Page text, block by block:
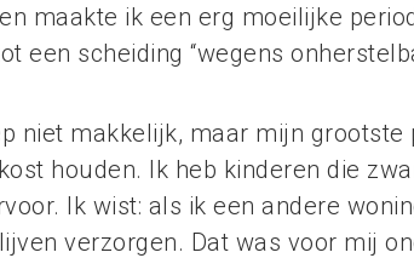
maakte ik een erg moeilijke
een scheiding “wegens
niet makkelijk, maar mijn
houden. Ik heb kinderen die
Ik wist: als ik een andere
verzorgen. Dat was voor mij